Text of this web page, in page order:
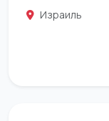
Израиль